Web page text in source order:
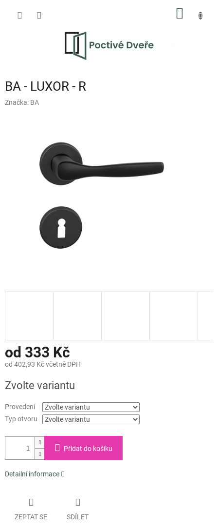
BA - LUXOR - R
Značka: BA
od 333 Kč
od 402,93 Kčvčetně DPH
cena:
Zvolte variantu
Provedení
Typ otvoru
Přidat do košíku
Detailní informace
ZEPTAT SE SDÍLET